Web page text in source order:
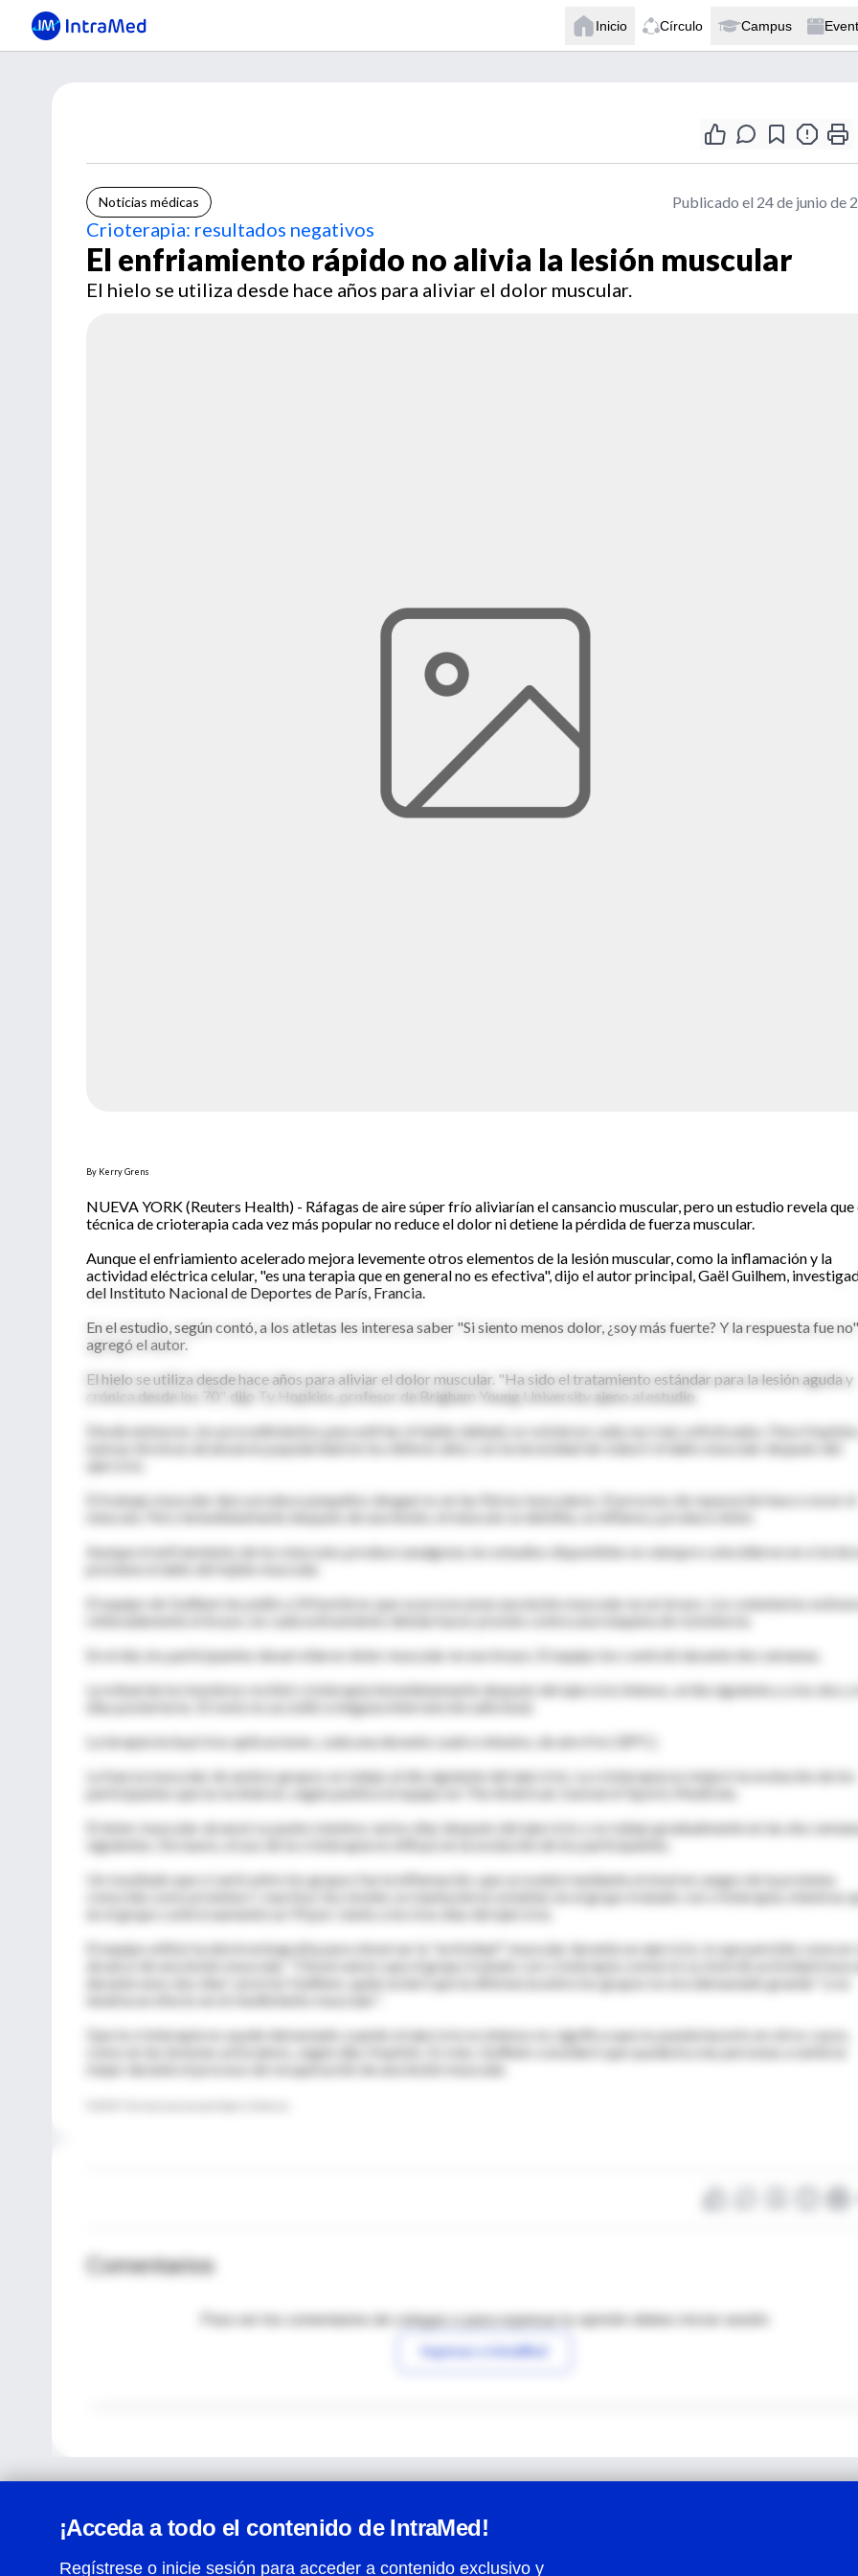
Inicio Círculo Campus
Noticias médicas Publicado el 24 de junio de
Crioterapia: resultados negativos
El enfriamiento rápido no alivia la lesión muscular
El hielo se utiliza desde hace años para aliviar el dolor muscular.
By Kerry Grens
NUEVA YORK (Reuters Health) - Ráfagas de aire súper frío aliviarían el cansancio muscular, pero un estudio revela que
técnica de crioterapia cada vez más popular no reduce el dolor ni detiene la pérdida de fuerza muscular.
Aunque el enfriamiento acelerado mejora levemente otros elementos de la lesión muscular, como la inflamación y la
actividad eléctrica celular, "es una terapia que en general no es efectiva", dijo el autor principal, Gaël Guilhem,
del Instituto Nacional de Deportes de París, Francia.
En el estudio, según contó, a los atletas les interesa saber "Si siento menos dolor, ¿soy más fuerte? Y la respuesta fue no",
agregó el autor.
El hielo se utiliza desde hace años para aliviar el dolor muscular. "Ha sido el tratamiento estándar para la lesión aguda y
crónica desde los 70", dijo Ty Hopkins, profesor de Brigham Young University ajeno al estudio.
Desde entonces, los procedimientos para enfriar el tejido dañado se volvieron cada vez más sofisticados. Para
El trabajo muscular duro produce pequeños desgarros en las fibras musculares. El proceso de reparación hace crecer el
Aunque el enfriamiento de los músculos produce analgesia, los estudios disponibles no siempre coincidieron en si la
El equipo de Guilhem les pidió a 24 hombres que se provocaran una lesión muscular en un brazo. Los voluntarios
En el día, los participantes desarrollaron dolor muscular en ese brazo. El equipo los controló durante dos semanas.
La mitad de los hombres recibió crioterapia inmediatamente después del ejercicio intenso, al día siguiente y a los dos y
La terapia incluyó tres aplicaciones, cada una durante cuatro minutos, de aire frío (30°C).
La fuerza muscular de ambos grupos se redujo al día siguiente del ejercicio. La crioterapia no mejoró la evolución de los
El dolor muscular alcanzó su punto máximo varios días después del ejercicio y se redujo gradualmente en las dos
siguientes. De nuevo, el uso de la crioterapia no influyó en la evolución de los participantes.
Un resultado que sí varió entre los grupos fue la inflamación, que se evaluó mediante el nivel en sangre de la proteína
conocida como proteína C reactiva. Sus niveles se mantuvieron estables en el grupo tratado con crioterapia, mientras
El equipo utilizó la electromiografía para observar la "actividad" muscular durante un ejercicio, lo que permite conocer
alcance de una lesión muscular. "Observamos que el grupo tratado con crioterapia conservó su nivel de actividad
Que la crioterapia no ayude demasiado cuando el ejercicio es intenso no significa que no pueda hacerlo en otros casos,
Comentarios
Para ver los comentarios de colegas o para expresar tu opinión debes iniciar sesión
Ingresar a IntraMed
¡Acceda a todo el contenido de IntraMed!
Regístrese o inicie sesión para acceder a contenido exclusivo y